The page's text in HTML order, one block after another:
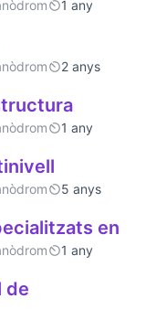
1 any
2 anys
1 any
5 anys
en
1 any
de